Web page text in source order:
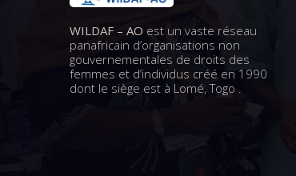
WILDAF – AO est un vaste réseau
panafricain d’organisations non
gouvernementales de droits des
femmes et d’individus créé en 1990
dont le siège est à Lomé, Togo .